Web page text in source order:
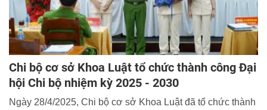
Chi bộ cơ sở Khoa Luật tổ chức thành công Đại
hội Chi bộ nhiệm kỳ 2025 - 2030
Ngày 28/4/2025, Chi bộ cơ sở Khoa Luật đã tổ chức thành